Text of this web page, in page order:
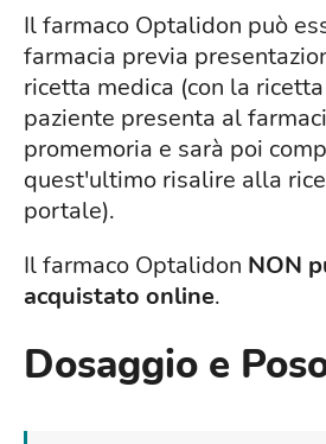
Il farmaco Optalidon può
farmacia previa
ricetta medica (con la
paziente presenta al
promemoria e sarà poi
quest'ultimo risalire alla
portale).
Il farmaco Optalidon NON
acquistato online.
Dosaggio e